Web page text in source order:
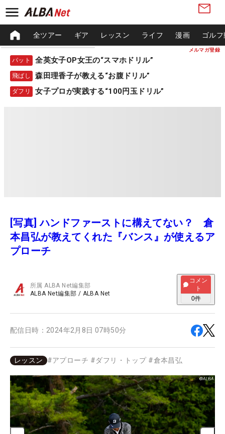
メルマガ登録
全ツアー ギア レッスン ライフ 漫画 ゴル
パット 全英女子OP女王の“スマホドリル”
飛ばし 森田理香子が教える“お腹ドリル”
ダフリ 女子プロが実践する“100円玉ドリル”
[写真] ハンドファーストに構えてない？ 倉
本昌弘が教えてくれた『バンス』が使えるア
プローチ
所属ALBA Net編集部
ALBA Net編集部 / ALBA Net
コメン
ト
0件
配信日時： 2024年2月8日 07時50分
レッスン #アプローチ #ダフリ・トップ #倉本昌弘